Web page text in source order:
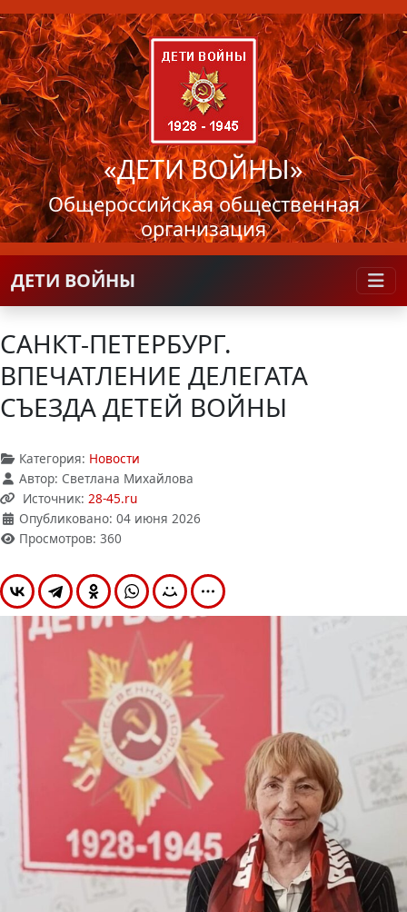
«ДЕТИ ВОЙНЫ»
Общероссийская общественная
организация
ДЕТИ ВОЙНЫ
САНКТ-ПЕТЕРБУРГ.
ВПЕЧАТЛЕНИЕ ДЕЛЕГАТА
СЪЕЗДА ДЕТЕЙ ВОЙНЫ
Категория: Новости
Автор: Светлана Михайлова
Источник: 28-45.ru
Опубликовано: 04 июня 2026
Просмотров: 360